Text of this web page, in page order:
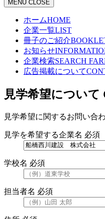
MENU CLOSE
ホームHOME
企業一覧LIST
冊子のご紹介
お知らせ
企業検索SEARCH
広告掲載について
見学希望について
見学希望に関するお問い合
見学を希望する企業名 必須
学校名 必須
担当者名 必須